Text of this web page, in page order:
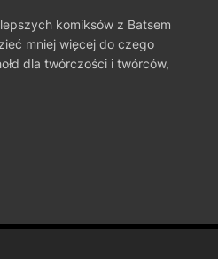
komiksów z Batsem
mniej więcej do czego
dla twórczości i twórców,